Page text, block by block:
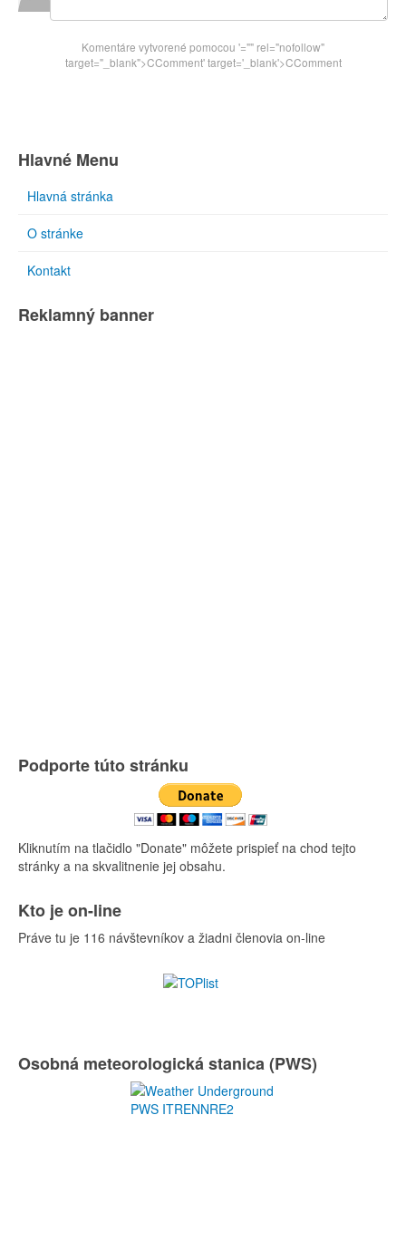
Komentáre vytvorené pomocou '="" rel="nofollow"
target="_blank">CComment' target='_blank'>CComment
Hlavné Menu
Hlavná stránka
O stránke
Kontakt
Reklamný banner
Podporte túto stránku
Kliknutím na tlačidlo "Donate" môžete prispieť na chod tejto
stránky a na skvalitnenie jej obsahu.
Kto je on-line
Práve tu je 116 návštevníkov a žiadni členovia on-line
Osobná meteorologická stanica (PWS)